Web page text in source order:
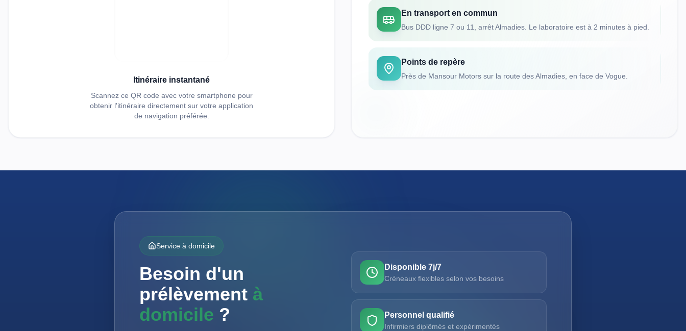
Itinéraire instantané
Scannez ce QR code avec votre smartphone pour
obtenir l'itinéraire directement sur votre application
de navigation préférée.
En transport en commun
Bus DDD ligne 7 ou 11, arrêt Almadies. Le laboratoire est à 2 minutes à pied.
Points de repère
Près de Mansour Motors sur la route des Almadies, en face de Vogue.
Service à domicile
Besoin d'un
prélèvement à
domicile ?
Disponible 7j/7
Créneaux flexibles selon vos besoins
Personnel qualifié
Infirmiers diplômés et expérimentés